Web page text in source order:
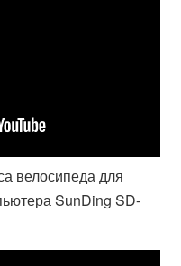
велосипеда для
SunDing SD-